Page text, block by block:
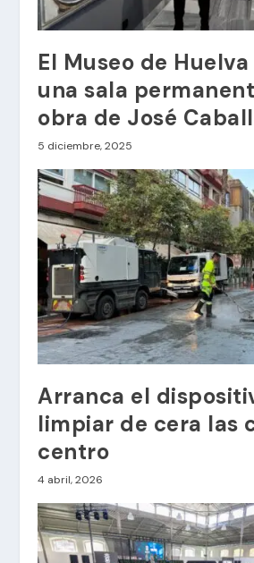
El Museo de
una sala
obra de José
5 diciembre, 2025
Arranca el
limpiar de cera las
centro
4 abril, 2026